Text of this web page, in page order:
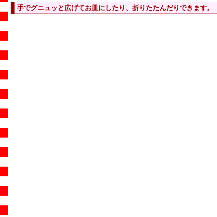
手でグニュッと広げてお皿にしたり、折りたたんだりできます。